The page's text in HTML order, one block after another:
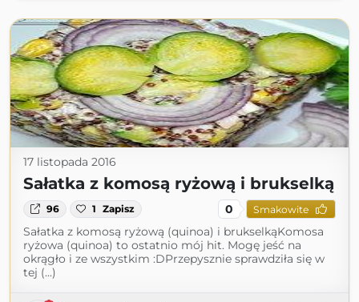
17 listopada 2016
Sałatka z komosą ryżową i brukselką
96 1 Zapisz 0 Smakowite
Sałatka z komosą ryżową (quinoa) i brukselkąKomosa
ryżowa (quinoa) to ostatnio mój hit. Mogę jeść na
okrągło i ze wszystkim :DPrzepysznie sprawdziła się w
tej (...)